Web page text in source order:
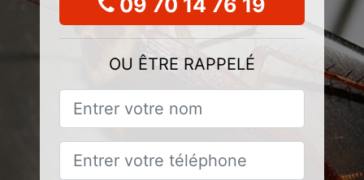
OU ÊTRE RAPPELÉ